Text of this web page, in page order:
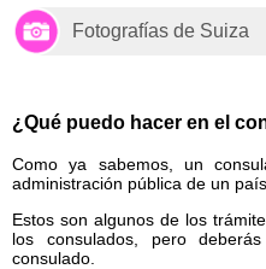
Fotografías de Suiza
¿Qué puedo hacer en el
Como ya sabemos, un
administración pública de un
Estos son algunos de los
los consulados, pero
consulado.